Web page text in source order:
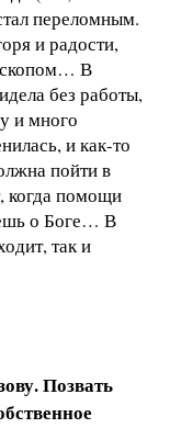
переломным.
и радости,
В
без работы,
и много
и как-то
пойти в
когда помощи
о Боге… В
так и
Позвать